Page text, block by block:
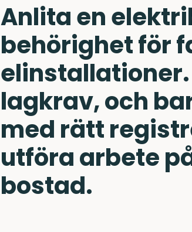
Anlita en
behörighet för
elinstallationer.
lagkrav, och
med rätt
utföra arbete
bostad.